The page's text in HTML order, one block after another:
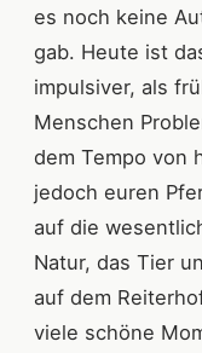
es noch keine
gab. Heute ist
impulsiver, als
Menschen
dem Tempo von
jedoch euren
auf die
Natur, das Tier
auf dem
viele schöne